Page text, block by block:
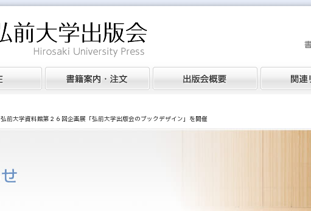
弘前大学資料館第２６回企画展「弘前大学出版会のブックデザイン」を開催